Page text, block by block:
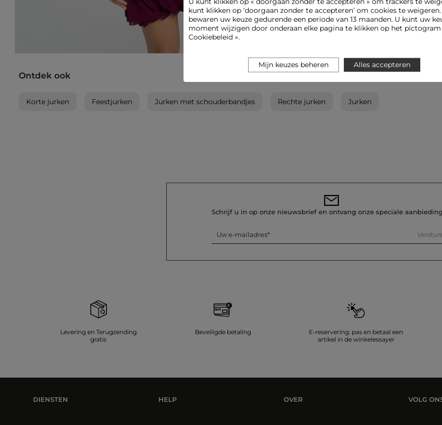
Ontdek ook
Korte jurken Feestjurken Jurken met schouderbandjes Rechte jurken Jurken
Schrijf u in op onze nieuwsbrief en ontvang onze speciale
Uw e-mailadres
Levering en Terugzending
gratis
Beveiligde betaling
E-reservering: pas en betaal een
artikel in de winkelessayer
DIENSTEN HELP OVER VOLG
kunt klikken op ‘doorgaan zonder te accepteren’ om cookies te
bewaren uw keuze gedurende een periode van 13 maanden. U kunt uw
moment wijzigen door onderaan elke pagina te klikken op het pictogram
Cookiebeleid ».
Mijn keuzes beheren Alles accepteren